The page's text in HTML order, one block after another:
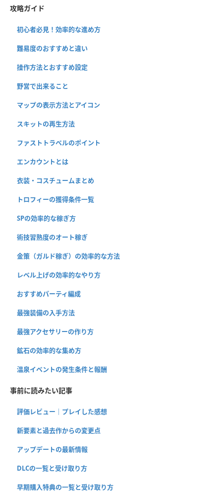
攻略ガイド
初心者必見！効率的な進め方
難易度のおすすめと違い
操作方法とおすすめ設定
野営で出来ること
マップの表示方法とアイコン
スキットの再生方法
ファストトラベルのポイント
エンカウントとは
衣装・コスチュームまとめ
トロフィーの獲得条件一覧
SPの効率的な稼ぎ方
術技習熟度のオート稼ぎ
金策（ガルド稼ぎ）の効率的な方法
レベル上げの効率的なやり方
おすすめパーティ編成
最強装備の入手方法
最強アクセサリーの作り方
鉱石の効率的な集め方
温泉イベントの発生条件と報酬
事前に読みたい記事
評価レビュー｜プレイした感想
新要素と過去作からの変更点
アップデートの最新情報
DLCの一覧と受け取り方
早期購入特典の一覧と受け取り方